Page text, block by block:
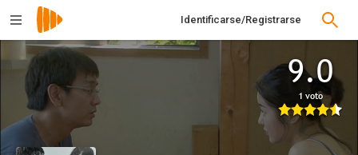
Identificarse/Registrarse
9.0
1 voto